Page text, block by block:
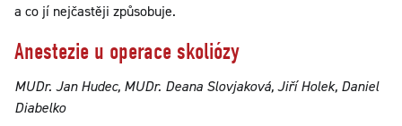
a co jí nejčastěji způsobuje.
Anestezie u operace skoliózy
MUDr. Jan Hudec, MUDr. Deana Slovjaková, Jiří Holek, Daniel
Diabelko